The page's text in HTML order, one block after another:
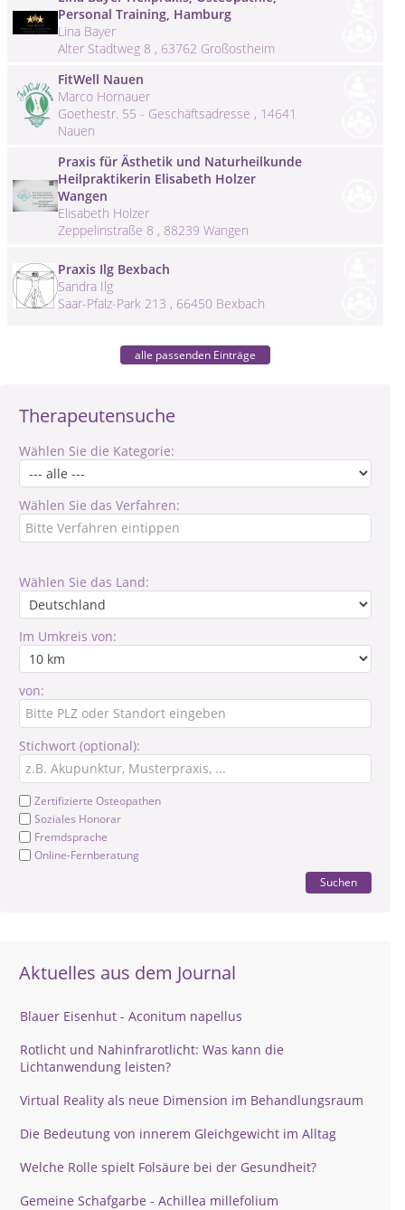
Therapeutensuche
Wählen Sie die Kategorie:
Wählen Sie das Verfahren:
Wählen Sie das Land:
Im Umkreis von:
von:
Stichwort (optional):
Zertifizierte Osteopathen
Soziales Honorar
Fremdsprache
Online-Fernberatung
Suchen
Aktuelles aus dem Journal
Blauer Eisenhut - Aconitum napellus
Rotlicht und Nahinfrarotlicht: Was kann die
Lichtanwendung leisten?
Virtual Reality als neue Dimension im Behandlungsraum
Die Bedeutung von innerem Gleichgewicht im Alltag
Welche Rolle spielt Folsäure bei der Gesundheit?
Gemeine Schafgarbe - Achillea millefolium
Personal Training, Hamburg
Lina Bayer
Alter Stadtweg 8 , 63762 Großostheim
FitWell Nauen
Marco Hornauer
Goethestr. 55 - Geschäftsadresse , 14641
Nauen
Praxis für Ästhetik und Naturheilkunde
Heilpraktikerin Elisabeth Holzer
Wangen
Elisabeth Holzer
Zeppelinstraße 8 , 88239 Wangen
Praxis Ilg Bexbach
Sandra Ilg
Saar-Pfalz-Park 213 , 66450 Bexbach
alle passenden Einträge